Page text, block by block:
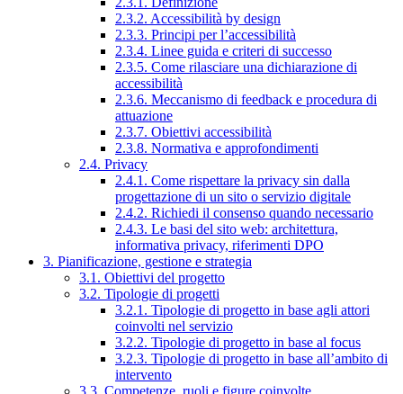
2.3.2. Accessibilità by design
2.3.3. Principi per l’accessibilità
2.3.4. Linee guida e criteri di successo
2.3.5. Come rilasciare una dichiarazione di
accessibilità
2.3.6. Meccanismo di feedback e procedura di
attuazione
2.3.7. Obiettivi accessibilità
2.3.8. Normativa e approfondimenti
2.4. Privacy
2.4.1. Come rispettare la privacy sin dalla
progettazione di un sito o servizio digitale
2.4.2. Richiedi il consenso quando necessario
2.4.3. Le basi del sito web: architettura,
informativa privacy, riferimenti DPO
3. Pianificazione, gestione e strategia
3.1. Obiettivi del progetto
3.2. Tipologie di progetti
3.2.1. Tipologie di progetto in base agli attori
coinvolti nel servizio
3.2.2. Tipologie di progetto in base al focus
3.2.3. Tipologie di progetto in base all’ambito di
intervento
3.3. Competenze, ruoli e figure coinvolte